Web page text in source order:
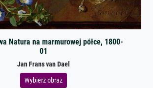
Natura na marmurowej półce, 1800-
01
Jan Frans van Dael
Wybierz obraz